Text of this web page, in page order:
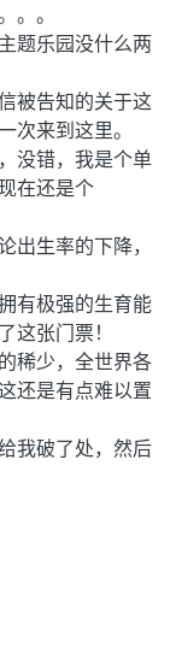
。。
题乐园没什么两
被告知的关于这
次来到这里。
没错，我是个单
在还是个
出生率的下降，
有极强的生育能
这张门票！
稀少，全世界各
还是有点难以置
我破了处，然后